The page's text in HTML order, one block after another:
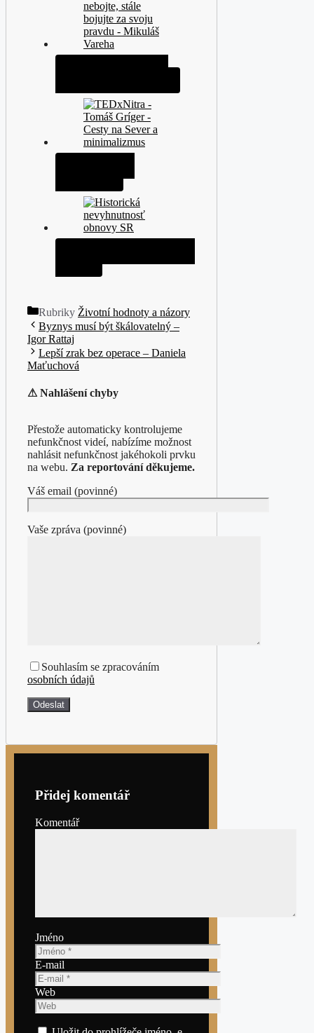
Rubriky Životní hodnoty a názory
Byznys musí být škálovatelný –
Igor Rattaj
Lepší zrak bez operace – Daniela
Maťuchová
⚠ Nahlášení chyby
Přestože automaticky kontrolujeme
nefunkčnost videí, nabízíme možnost
nahlásit nefunkčnost jakéhokoli prvku
na webu. Za reportování děkujeme.
Váš email (povinné)
Vaše zpráva (povinné)
Souhlasím se zpracováním
osobních údajů
Přidej komentář
Komentář
Jméno
E-mail
Web